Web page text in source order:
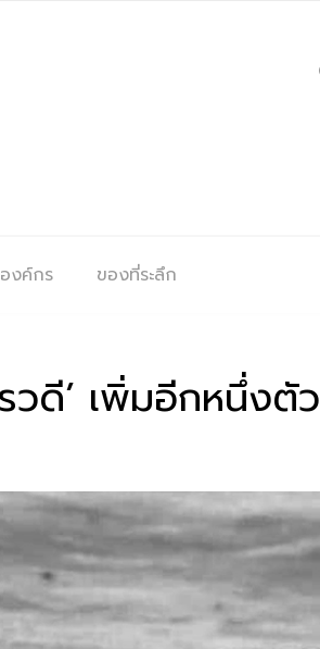
งค์กร ของที่ระลึก
วดี’ เพิ่มอีกหนึ่งตัว